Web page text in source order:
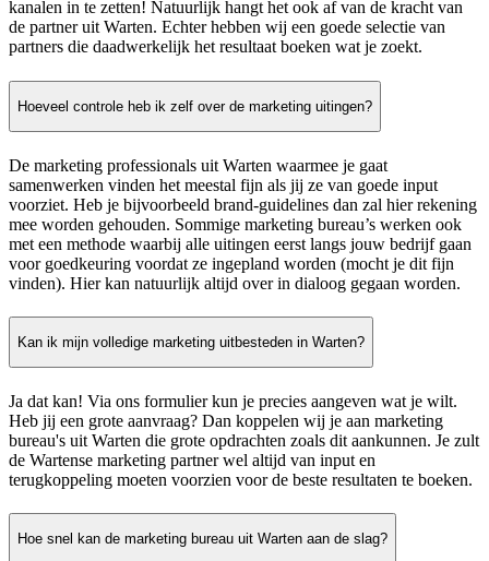
kanalen in te zetten! Natuurlijk hangt het ook af van de kracht van
de partner uit Warten. Echter hebben wij een goede selectie van
partners die daadwerkelijk het resultaat boeken wat je zoekt.
Hoeveel controle heb ik zelf over de marketing uitingen?
De marketing professionals uit Warten waarmee je gaat
samenwerken vinden het meestal fijn als jij ze van goede input
voorziet. Heb je bijvoorbeeld brand-guidelines dan zal hier rekening
mee worden gehouden. Sommige marketing bureau’s werken ook
met een methode waarbij alle uitingen eerst langs jouw bedrijf gaan
voor goedkeuring voordat ze ingepland worden (mocht je dit fijn
vinden). Hier kan natuurlijk altijd over in dialoog gegaan worden.
Kan ik mijn volledige marketing uitbesteden in Warten?
Ja dat kan! Via ons formulier kun je precies aangeven wat je wilt.
Heb jij een grote aanvraag? Dan koppelen wij je aan marketing
bureau's uit Warten die grote opdrachten zoals dit aankunnen. Je zult
de Wartense marketing partner wel altijd van input en
terugkoppeling moeten voorzien voor de beste resultaten te boeken.
Hoe snel kan de marketing bureau uit Warten aan de slag?